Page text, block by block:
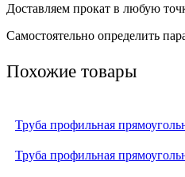
Доставляем прокат в любую
Самостоятельно определить
Похожие товары
Труба профильная
Труба профильная